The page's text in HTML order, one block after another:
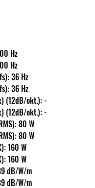
Hz
Hz
(fs): 36 Hz
(fs): 36 Hz
(fmax) (12dB/okt.): -
(fmax) (12dB/okt.): -
(RMS): 80 W
(RMS): 80 W
160 W
160 W
89 dB/W/m
89 dB/W/m